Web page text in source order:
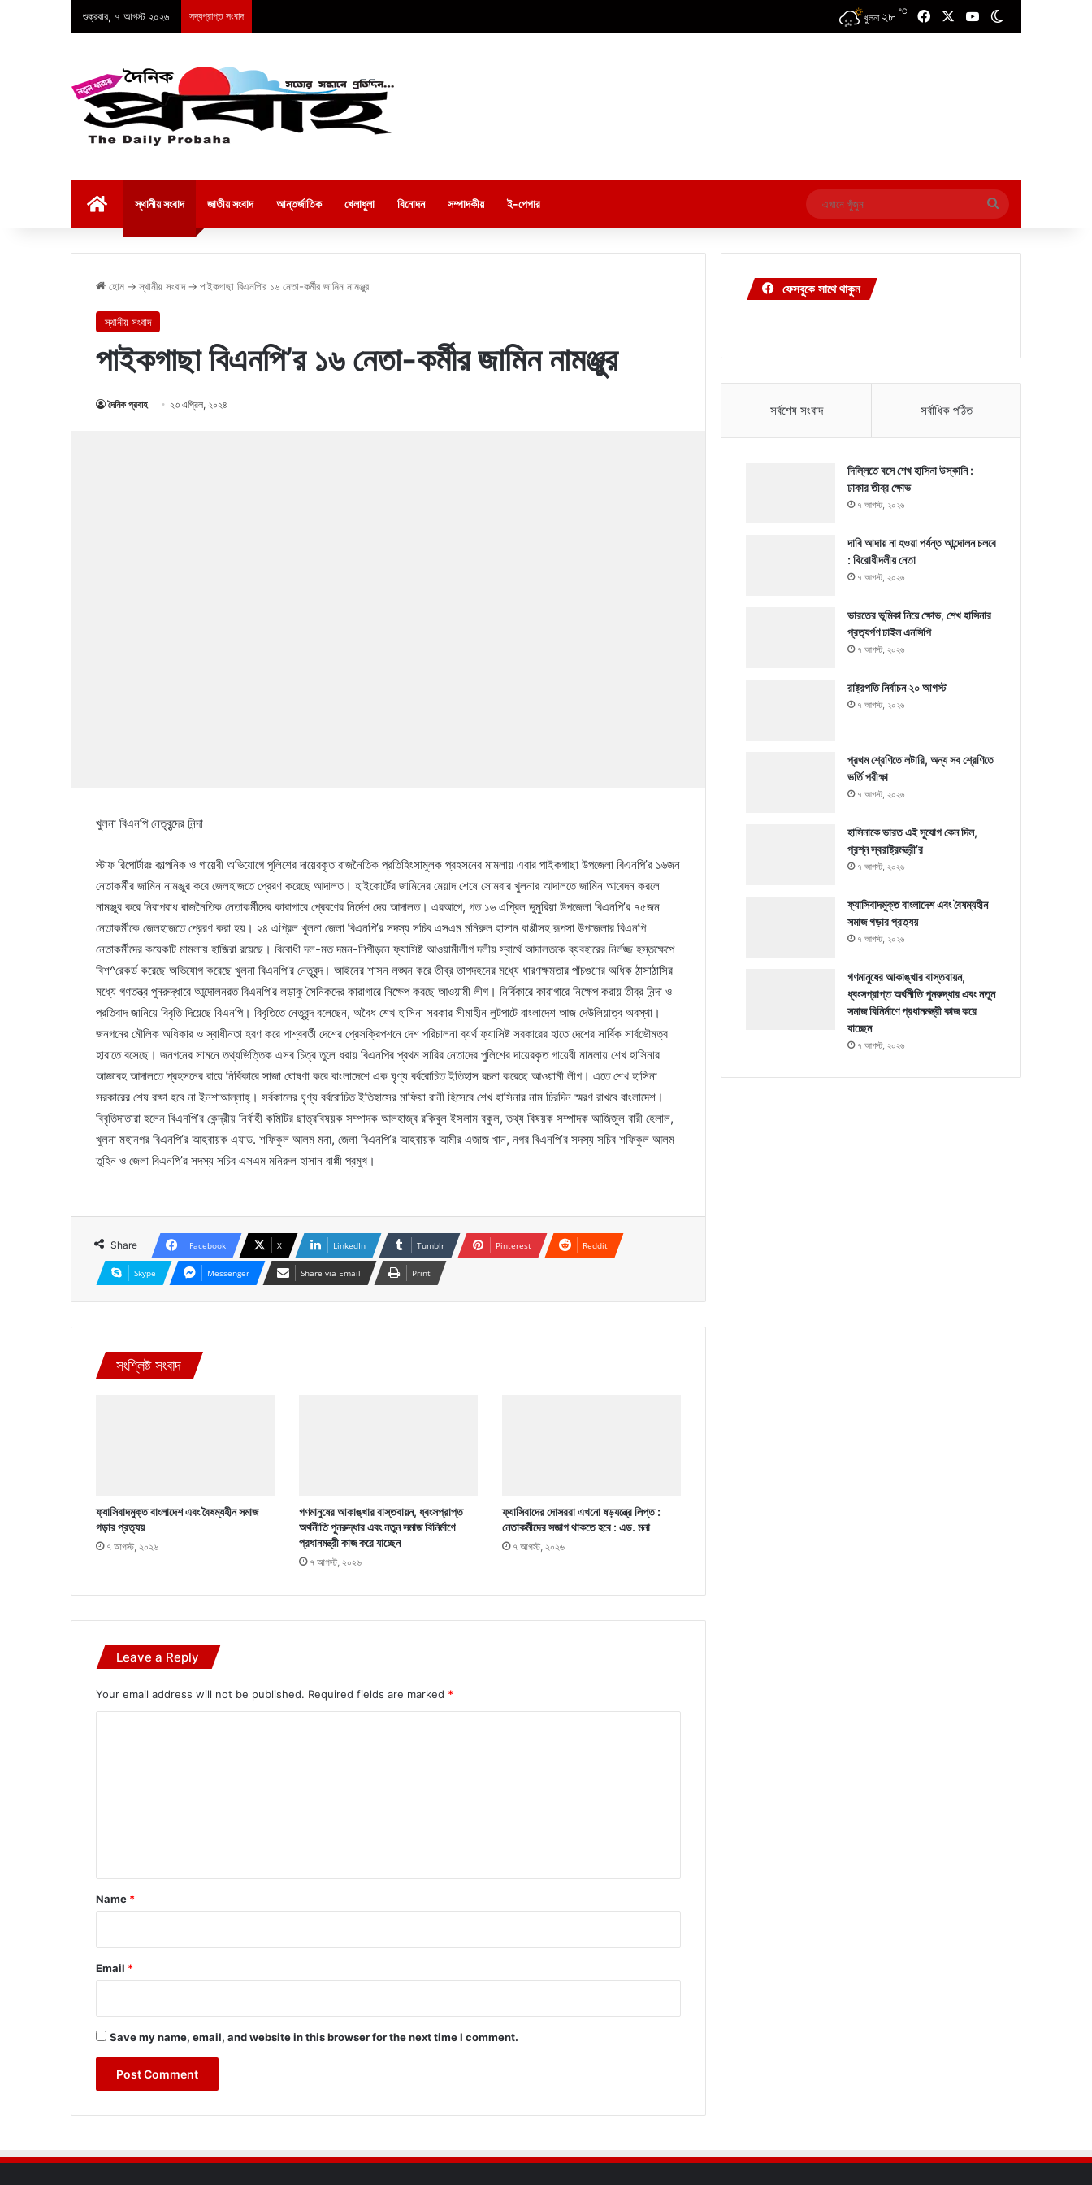
শুক্রবার, ৭ আগস্ট ২০২৬ সদ্যপ্রাপ্ত সংবাদ খুলনা ২৮ ℃ FacebookYouTube
স্থানীয় সংবাদ জাতীয় সংবাদ আন্তর্জাতিক খেলাধুলা বিনোদন সম্পাদকীয় ই-পেপার
এখানে
খুঁজুন
হোম → স্থানীয় সংবাদ → পাইকগাছা বিএনপি’র ১৬ নেতা-কর্মীর জামিন নামঞ্জুর
স্থানীয় সংবাদ
পাইকগাছা বিএনপি’র ১৬ নেতা-কর্মীর জামিন নামঞ্জুর
দৈনিক প্রবাহ ২৩ এপ্রিল, ২০২৪
খুলনা বিএনপি নেতৃবৃন্দের নিন্দা
স্টাফ রিপোর্টারঃ কাল্পনিক ও গায়েবী অভিযোগে পুলিশের দায়েরকৃত রাজনৈতিক প্রতিহিংসামুলক প্রহসনের মামলায় এবার পাইকগাছা উপজেলা বিএনপি’র ১৬জন
নেতাকর্মীর জামিন নামঞ্জুর করে জেলহাজতে প্রেরণ করেছে আদালত। হাইকোর্টের জামিনের মেয়াদ শেষে সোমবার খুলনার আদালতে জামিন আবেদন করলে
নামঞ্জুর করে নিরাপরাধ রাজনৈতিক নেতাকর্মীদের কারাগারে প্রেরণের নির্দেশ দেয় আদালত। এরআগে, গত ১৬ এপ্রিল ডুমুরিয়া উপজেলা বিএনপি’র ৭৫জন
নেতাকর্মীকে জেলহাজতে প্রেরণ করা হয়। ২৪ এপ্রিল খুলনা জেলা বিএনপি’র সদস্য সচিব এসএম মনিরুল হাসান বাপ্পীসহ রূপসা উপজেলার বিএনপি
নেতাকর্মীদের কয়েকটি মামলায় হাজিরা রয়েছে। বিবোধী দল-মত দমন-নিপীড়নে ফ্যাসিষ্ট আওয়ামীলীগ দলীয় স্বার্থে আদালতকে ব্যবহারের নির্লজ্জ হস্তক্ষেপে
বিশ^রেকর্ড করেছে অভিযোগ করেছে খুলনা বিএনপি’র নেতৃবৃন্দ। আইনের শাসন লঙ্ঘন করে তীব্র তাপদহনের মধ্যে ধারণক্ষমতার পাঁচগুণের অধিক ঠাসাঠাসির
মধ্যে গণতন্ত্র পুনরুদ্ধারে আন্দোলনরত বিএনপি’র লড়াকু সৈনিকদের কারাগারে নিক্ষেপ করছে আওয়ামী লীগ। নির্বিকারে কারাগারে নিক্ষেপ করায় তীব্র নিন্দা ও
প্রতিবাদ জানিয়ে বিবৃতি দিয়েছে বিএনপি। বিবৃতিতে নেতৃবৃন্দ বলেছেন, অবৈধ শেখ হাসিনা সরকার সীমাহীন লুটপাটে বাংলাদেশ আজ দেউলিয়াত্ব অবস্থা।
জনগনের মৌলিক অধিকার ও স্বাধীনতা হরণ করে পাশ্ববর্তী দেশের প্রেসক্রিপশনে দেশ পরিচালনা ব্যর্থ ফ্যাসিষ্ট সরকারের হাতে দেশের সার্বিক সার্বভৌমত্ব
হারাতে বসেছে। জনগনের সামনে তথ্যভিত্তিক এসব চিত্র তুলে ধরায় বিএনপির প্রথম সারির নেতাদের পুলিশের দায়েরকৃত গায়েবী মামলায় শেখ হাসিনার
আজ্ঞাবহ আদালতে প্রহসনের রায়ে নির্বিকারে সাজা ঘোষণা করে বাংলাদেশে এক ঘৃণ্য বর্বরোচিত ইতিহাস রচনা করেছে আওয়ামী লীগ। এতে শেখ হাসিনা
সরকারের শেষ রক্ষা হবে না ইনশাআল্লাহ্। সর্বকালের ঘৃণ্য বর্বরোচিত ইতিহাসের মাফিয়া রানী হিসেবে শেখ হাসিনার নাম চিরদিন স্মরণ রাখবে বাংলাদেশ।
বিবৃতিদাতারা হলেন বিএনপি’র কেন্দ্রীয় নির্বাহী কমিটির ছাত্রবিষয়ক সম্পাদক আলহাজ্ব রকিবুল ইসলাম বকুল, তথ্য বিষয়ক সম্পাদক আজিজুল বারী হেলাল,
খুলনা মহানগর বিএনপি’র আহবায়ক এ্যাড. শফিকুল আলম মনা, জেলা বিএনপি’র আহবায়ক আমীর এজাজ খান, নগর বিএনপি’র সদস্য সচিব শফিকুল আলম
তুহিন ও জেলা বিএনপি’র সদস্য সচিব এসএম মনিরুল হাসান বাপ্পী প্রমুখ।
Share Facebook X LinkedIn Tumblr Pinterest Reddit
Skype Messenger Share via Email Print
সংশ্লিষ্ট সংবাদ
ফ্যাসিবাদমুক্ত বাংলাদেশ এবং বৈষম্যহীন সমাজ
গড়ার প্রত্যয়
৭ আগস্ট, ২০২৬
গণমানুষের আকাঙ্খার বাস্তবায়ন, ধ্বংসপ্রাপ্ত
অর্থনীতি পুনরুদ্ধার এবং নতুন সমাজ বিনির্মাণে
প্রধানমন্ত্রী কাজ করে যাচ্ছেন
৭ আগস্ট, ২০২৬
ফ্যাসিবাদের দোসররা এখনো ষড়যন্ত্রে লিপ্ত :
নেতাকর্মীদের সজাগ থাকতে হবে : এড. মনা
৭ আগস্ট, ২০২৬
Leave a Reply
Your email address will not be published. Required fields are marked *
*
Name *
Email *
Save my name, email, and website in this browser for the next time I comment.
ফেসবুকে সাথে থাকুন
সর্বশেষ সংবাদ সর্বাধিক পঠিত
দিল্লিতে বসে শেখ হাসিনা উস্কানি :
ঢাকার তীব্র ক্ষোভ
৭ আগস্ট, ২০২৬
দাবি আদায় না হওয়া পর্যন্ত আন্দোলন চলবে
: বিরোধীদলীয় নেতা
৭ আগস্ট, ২০২৬
ভারতের ভূমিকা নিয়ে ক্ষোভ, শেখ হাসিনার
প্রত্যর্পণ চাইল এনসিপি
৭ আগস্ট, ২০২৬
রাষ্ট্রপতি নির্বাচন ২০ আগস্ট
৭ আগস্ট, ২০২৬
প্রথম শ্রেণিতে লটারি, অন্য সব শ্রেণিতে
ভর্তি পরীক্ষা
৭ আগস্ট, ২০২৬
হাসিনাকে ভারত এই সুযোগ কেন দিল,
প্রশ্ন স্বরাষ্ট্রমন্ত্রী’র
৭ আগস্ট, ২০২৬
ফ্যাসিবাদমুক্ত বাংলাদেশ এবং বৈষম্যহীন
সমাজ গড়ার প্রত্যয়
৭ আগস্ট, ২০২৬
গণমানুষের আকাঙ্খার বাস্তবায়ন,
ধ্বংসপ্রাপ্ত অর্থনীতি পুনরুদ্ধার এবং নতুন
সমাজ বিনির্মাণে প্রধানমন্ত্রী কাজ করে
যাচ্ছেন
৭ আগস্ট, ২০২৬